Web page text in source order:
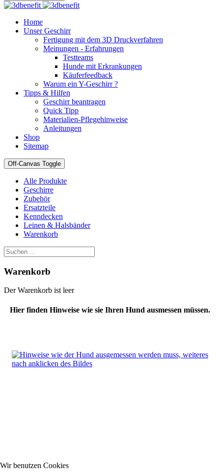
Home
Unser Geschirr
Fertigung mit dem 3D Druckverfahren
Meinungen - Erfahrungen
Testteams
Hunde mit Erkrankungen
Käuferfeedback
Warum ein Y-Geschirr ?
Tipps & Hilfen
Geschirr beantragen
Quick Tipp
Materialien-Pflegehinweise
Anleitungen
Shop
Sitemap
Off-Canvas Toggle
Alle Produkte
Geschirre
Zubehör
Ersatzteile
Kenndecken
Leinen & Halsbänder
Warenkorb
Warenkorb
Der Warenkorb ist leer
Hier finden Hinweise wie sie Ihren Hund ausmessen müssen.
Wir benutzen Cookies